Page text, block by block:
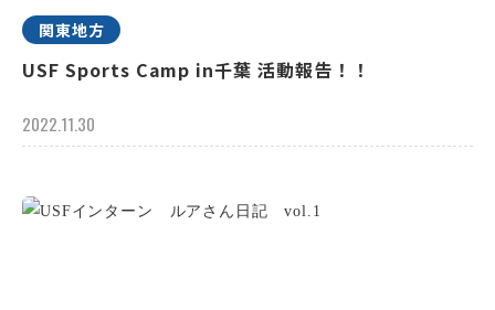
関東地方
USF Sports Camp in千葉 活動報告！！
2022.11.30